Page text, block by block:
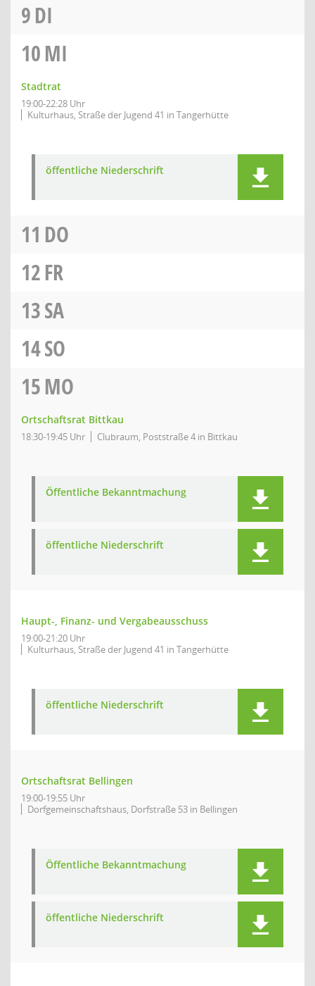
9DI
10MI
Stadtrat
19:00-22:28 Uhr
Kulturhaus, Straße der Jugend 41 in Tangerhütte
öffentliche Niederschrift
11 DO
12FR
13SA
14SO
15MO
Ortschaftsrat Bittkau
18:30-19:45 Uhr Clubraum, Poststraße 4 in Bittkau
Öffentliche Bekanntmachung
öffentliche Niederschrift
Haupt-, Finanz- und Vergabeausschuss
19:00-21:20 Uhr
Kulturhaus, Straße der Jugend 41 in Tangerhütte
öffentliche Niederschrift
Ortschaftsrat Bellingen
19:00-19:55 Uhr
Dorfgemeinschaftshaus, Dorfstraße 53 in Bellingen
Öffentliche Bekanntmachung
öffentliche Niederschrift